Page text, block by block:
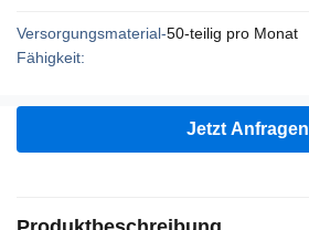
Versorgungsmaterial-
Fähigkeit:
50-teilig pro Monat
Jetzt Anfragen